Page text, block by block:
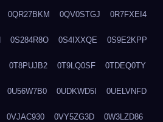
0QR27BKM 0QV0STGJ 0R7FXEI4
0S284R8O 0S4IXXQE 0S9E2KPP
0T8PUJB2 0T9LQ0SF 0TDEQ0TY
0U56W7B0 0UDKWD5I 0UELVNFD
0VJAC930 0VY5ZG3D 0W3LZD86